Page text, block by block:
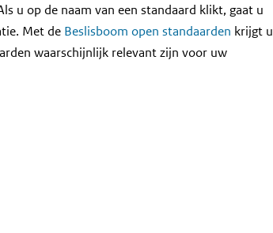
u op de naam van een standaard klikt, gaat u
Met de Beslisboom open standaarden krijgt u
waarschijnlijk relevant zijn voor uw